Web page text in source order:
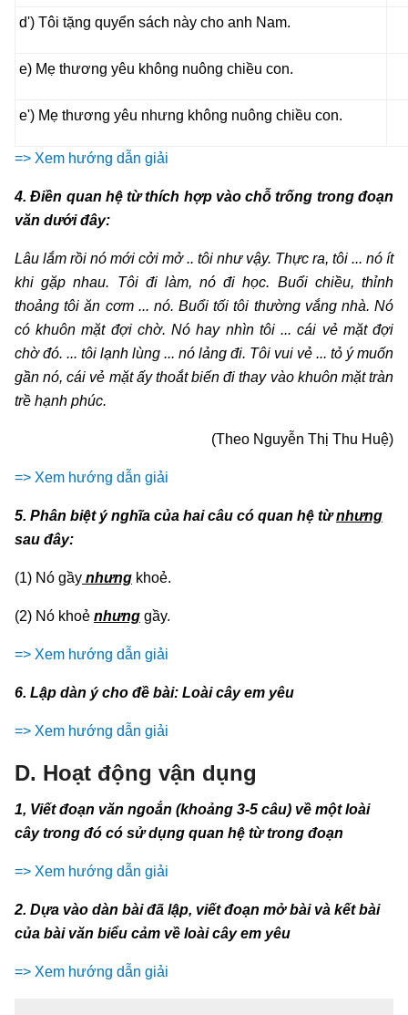
d') Tôi tặng quyển sách này cho anh Nam.
e) Mẹ thương yêu không nuông chiều con.
e') Mẹ thương yêu nhưng không nuông chiều con.
=> Xem hướng dẫn giải
4. Điền quan hệ từ thích hợp vào chỗ trống trong đoạn
văn dưới đây:
Lâu lắm rồi nó mới cởi mở .. tôi như vậy. Thực ra, tôi ... nó ít
khi gặp nhau. Tôi đi làm, nó đi học. Buổi chiều, thỉnh
thoảng tôi ăn cơm ... nó. Buổi tối tôi thường vắng nhà. Nó
có khuôn mặt đợi chờ. Nó hay nhìn tôi ... cái vẻ mặt đợi
chờ đó. ... tôi lạnh lùng ... nó lảng đi. Tôi vui vẻ ... tỏ ý muốn
gần nó, cái vẻ mặt ấy thoắt biến đi thay vào khuôn mặt tràn
trề hạnh phúc.
(Theo Nguyễn Thị Thu Huệ)
=> Xem hướng dẫn giải
5. Phân biệt ý nghĩa của hai câu có quan hệ từnhưng
sau đây:
(1) Nó gầy nhưng khoẻ.
(2) Nó khoẻ nhưng gầy.
=> Xem hướng dẫn giải
6. Lập dàn ý cho đề bài: Loài cây em yêu
=> Xem hướng dẫn giải
D. Hoạt động vận dụng
1, Viết đoạn văn ngoắn (khoảng 3-5 câu) về một loài
cây trong đó có sử dụng quan hệ từ trong đoạn
=> Xem hướng dẫn giải
2. Dựa vào dàn bài đã lập, viết đoạn mở bài và kết bài
của bài văn biểu cảm về loài cây em yêu
=> Xem hướng dẫn giải